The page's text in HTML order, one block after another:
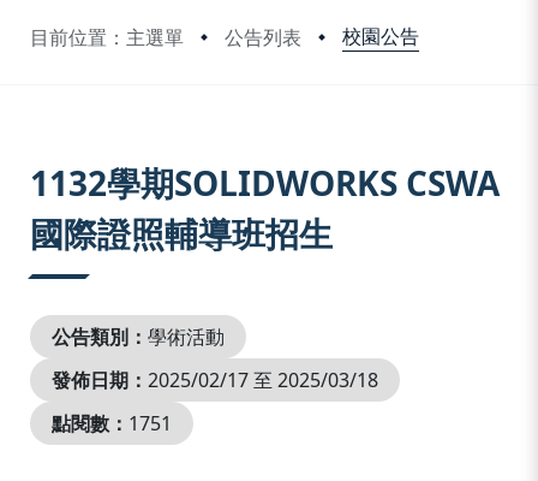
目前位置：主選單 公告列表 校園公告
1132學期SOLIDWORKS CSWA
國際證照輔導班招生
公告類別： 學術活動
發佈日期： 2025/02/17 至 2025/03/18
點閱數： 1751